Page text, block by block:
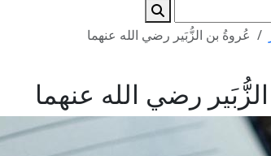
عُروةُ بن الزُّبَير رضي الله عنهما
رضي الله عنهما